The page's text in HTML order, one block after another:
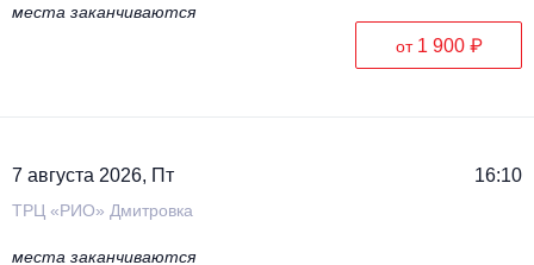
места заканчиваются
от 1 900 ₽
7 августа 2026, Пт 16:10
ТРЦ «РИО» Дмитровка
места заканчиваются